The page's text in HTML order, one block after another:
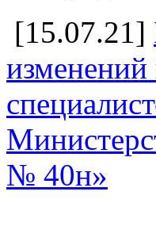
[15.07.21]
изменений
№ 40н»